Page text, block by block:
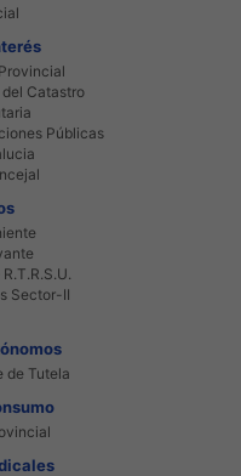
Catastro
Públicas
Sector-II
de Tutela